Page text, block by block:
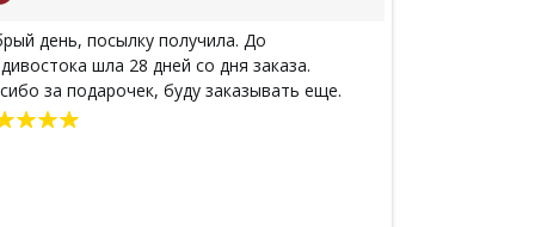
день, посылку получила. До
шла 28 дней со дня заказа.
за подарочек, буду заказывать еще.